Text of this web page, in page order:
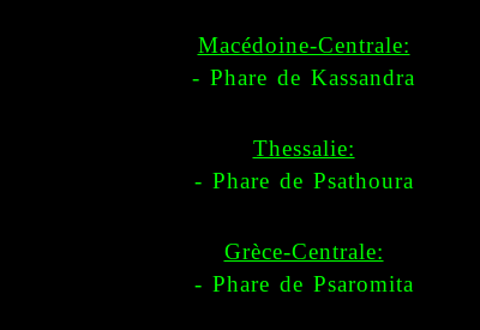
Macédoine-Centrale:
- Phare de Kassandra
Thessalie:
- Phare de Psathoura
Grèce-Centrale:
- Phare de Psaromita